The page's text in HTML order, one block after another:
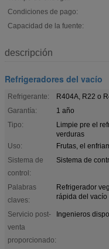
Condiciones de pago:
Capacidad de la fuente:
descripción
Refrigeradores del vacío
Refrigerante:
R404A, R22 o
Garantía:
1 año
Tipo:
Limpie pre el
verduras
Uso:
Frutas, el
Sistema de
control:
Sistema de
Palabras
claves:
Refrigerador
rápida del vacío
Servicio post-
venta
proporcionado:
Ingenieros